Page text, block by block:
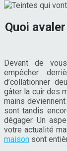
Quoi
Devant de
empêcher
d’collationner
gâter la cuir des
mains
sont tandis
dégager. Un
votre actualité
maison sont